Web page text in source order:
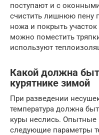
поступают и с
счистить лишнюю пену
ножа и покрыть
можно поместить
используют
Какой должна
курятнике зимой
При разведении
температура должна
куры неслись.
следующие параметры